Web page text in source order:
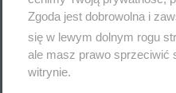
Zgoda jest dobrowolna i
się w lewym dolnym rogu
ale masz prawo sprzeciwić
witrynie.